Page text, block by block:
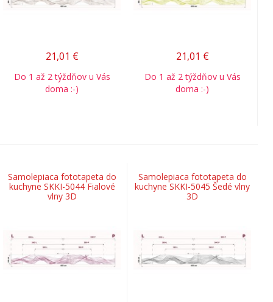
21,01 €
Do 1 až 2 týždňov u Vás
doma :-)
21,01 €
Do 1 až 2 týždňov u Vás
doma :-)
Samolepiaca fototapeta do
kuchyne SKKI-5044 Fialové
vlny 3D
Samolepiaca fototapeta do
kuchyne SKKI-5045 Šedé vlny
3D